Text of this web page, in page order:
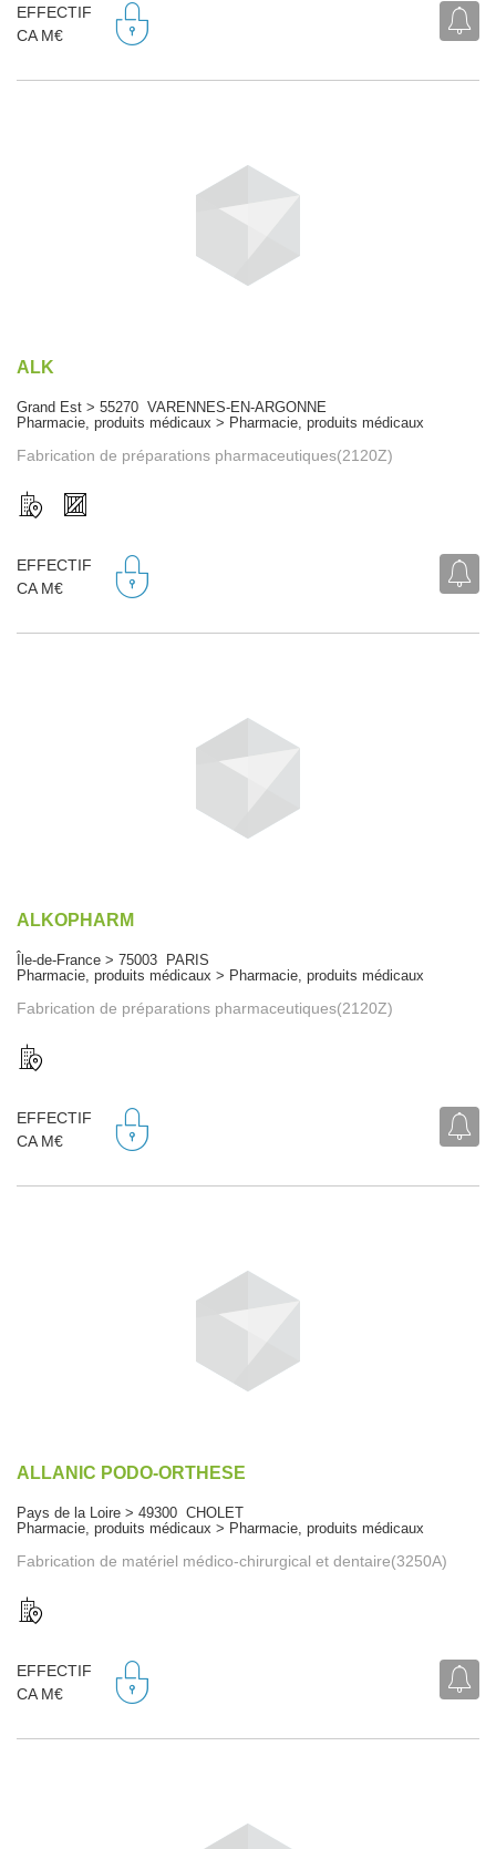
EFFECTIF
CA M€
ALK
Grand Est > 55270 VARENNES-EN-ARGONNE
Pharmacie, produits médicaux > Pharmacie, produits médicaux
Fabrication de préparations pharmaceutiques(2120Z)
EFFECTIF
CA M€
ALKOPHARM
Île-de-France > 75003 PARIS
Pharmacie, produits médicaux > Pharmacie, produits médicaux
Fabrication de préparations pharmaceutiques(2120Z)
EFFECTIF
CA M€
ALLANIC PODO-ORTHESE
Pays de la Loire > 49300 CHOLET
Pharmacie, produits médicaux > Pharmacie, produits médicaux
Fabrication de matériel médico-chirurgical et dentaire(3250A)
EFFECTIF
CA M€